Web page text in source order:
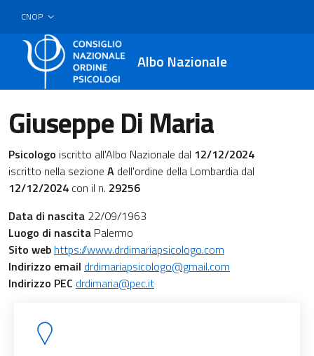
CNOP
Albo Nazionale
Giuseppe Di Maria
Psicologo iscritto all'Albo Nazionale dal 12/12/2024
iscritto nella sezione A dell'ordine della Lombardia dal
12/12/2024 con il n. 29256
Data di nascita 22/09/1963
Luogo di nascita Palermo
Sito web https://www.drdimariapsicologo.com
Indirizzo email drdimariapsicologo@gmail.com
Indirizzo PEC drdimaria@pec.it